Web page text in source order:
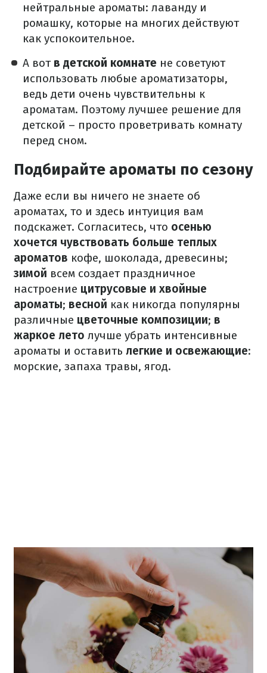
нейтральные ароматы: лаванду и
ромашку, которые на многих действуют
как успокоительное.
А вотв детской комнате не советуют
использовать любые ароматизаторы,
ведь дети очень чувствительны к
ароматам. Поэтому лучшее решение для
детской – просто проветривать комнату
перед сном.
Подбирайте ароматы по сезону
Даже если вы ничего не знаете об
ароматах, то и здесь интуиция вам
подскажет. Согласитесь, что осенью
хочется чувствовать больше теплых
ароматов кофе, шоколада, древесины;
зимой всем создает праздничное
настроение цитрусовые и хвойные
ароматы; весной как никогда популярны
различные цветочные композиции; в
жаркое лето лучше убрать интенсивные
ароматы и оставить легкие и освежающие:
морские, запаха травы, ягод.